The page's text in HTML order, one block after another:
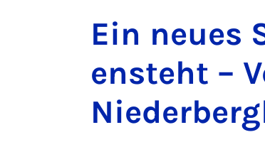
Ein neues
en­steht –